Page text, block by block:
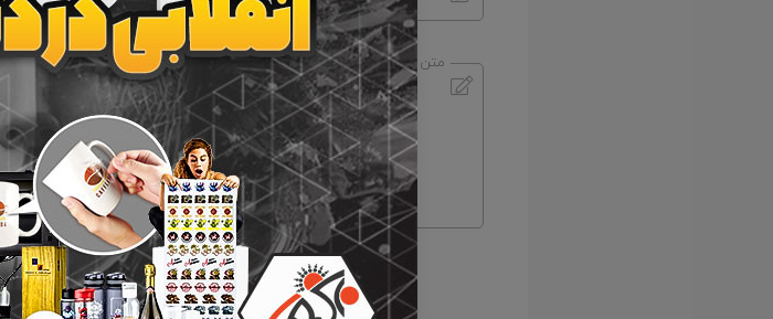
متن پیام شما
ورود